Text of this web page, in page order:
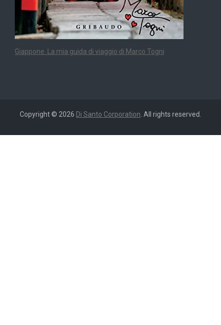
Giappone. La mia guida di viaggio di Marco Togni
Copyright © 2026 Di Santo Corporation. All rights reserved.